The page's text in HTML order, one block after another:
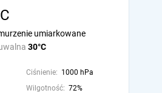
30°C
umiarkowane
Ciśnienie: 1000 hPa
Wilgotność: 72%